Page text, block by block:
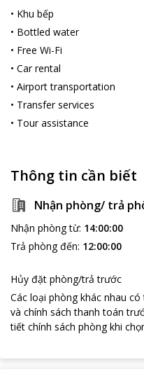
• Khu bếp
• Bottled water
• Free Wi-Fi
• Car rental
• Airport transportation
• Transfer services
• Tour assistance
Thông tin cần biết
Nhận phòng/ trả
Nhận phòng từ: 14:00:00
Trả phòng đến: 12:00:00
Hủy đặt phòng/trả trước
Các loại phòng khác nhau
và chính sách thanh toán
tiết chính sách phòng khi